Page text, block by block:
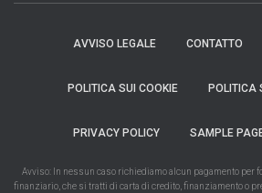
AVVISO LEGALE CONTATTO
POLITICA SUI COOKIE POLITICA
PRIVACY POLICY SAMPLE
Avviso: In nessun caso richiediamo alcun pagamento per
finanziario, che si tratti di carta di credito, finanziamento o